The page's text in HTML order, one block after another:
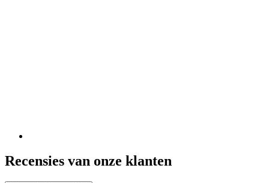
Recensies van onze klanten